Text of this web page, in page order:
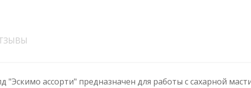
"Эскимо ассорти" предназначен для работы с сахарной